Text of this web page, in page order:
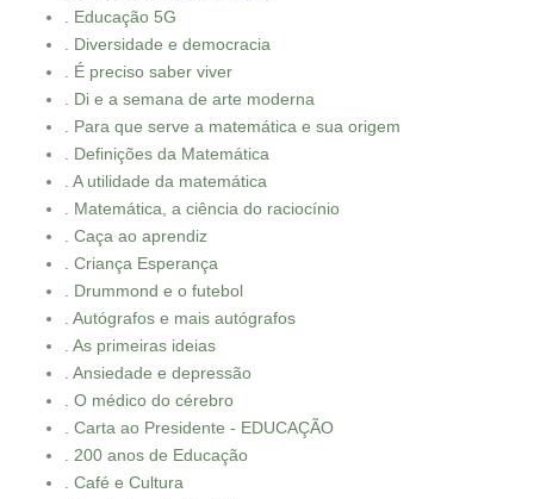
. Educação 5G
. Diversidade e democracia
. É preciso saber viver
. Di e a semana de arte moderna
. Para que serve a matemática e sua origem
. Definições da Matemática
. A utilidade da matemática
. Matemática, a ciência do raciocínio
. Caça ao aprendiz
. Criança Esperança
. Drummond e o futebol
. Autógrafos e mais autógrafos
. As primeiras ideias
. Ansiedade e depressão
. O médico do cérebro
. Carta ao Presidente - EDUCAÇÃO
. 200 anos de Educação
. Café e Cultura